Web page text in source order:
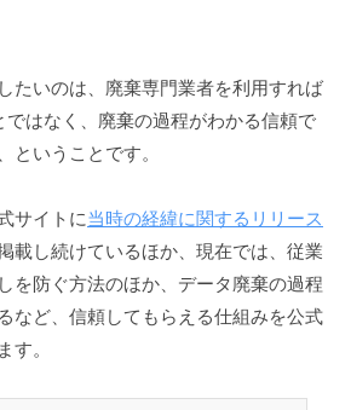
たいのは、廃棄専門業者を利用すれば
ではなく、廃棄の過程がわかる信頼で
ということです。
サイトに当時の経緯に関するリリース
載し続けているほか、現在では、従業
を防ぐ方法のほか、データ廃棄の過程
など、信頼してもらえる仕組みを公式
す。